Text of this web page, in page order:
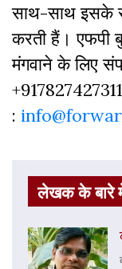
साथ-साथ इसके
करती हैं। एफपी
मंगवाने के लिए
:
लेखक के बारे